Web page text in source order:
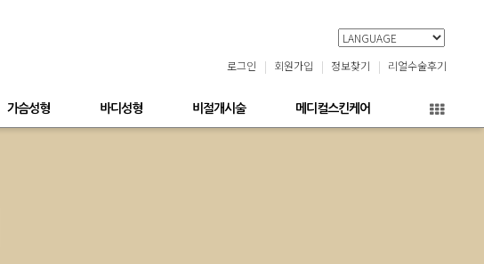
로그인 회원가입 정보찾기 리얼수술후기
가슴성형 바디성형 비절개시술 메디컬스킨케어